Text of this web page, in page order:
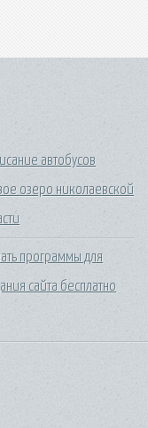
автобусов
озеро николаевской
программы для
сайта бесплатно